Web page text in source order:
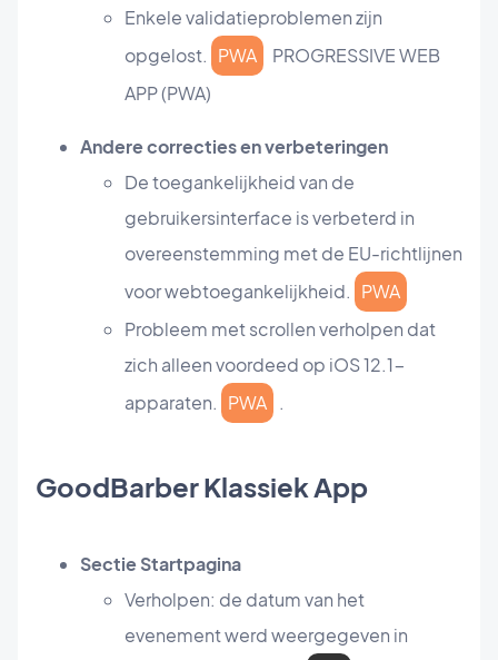
Enkele validatieproblemen zijn
opgelost. PWA
PROGRESSIVE WEB
APP (PWA)
Andere correcties en verbeteringen
De toegankelijkheid van de
gebruikersinterface is verbeterd in
overeenstemming met de EU-richtlijnen
voor webtoegankelijkheid. PWA
Probleem met scrollen verholpen dat
zich alleen voordeed op iOS 12.1-
apparaten. PWA .
GoodBarber Klassiek App
Sectie Startpagina
Verholpen: de datum van het
evenement werd weergegeven in